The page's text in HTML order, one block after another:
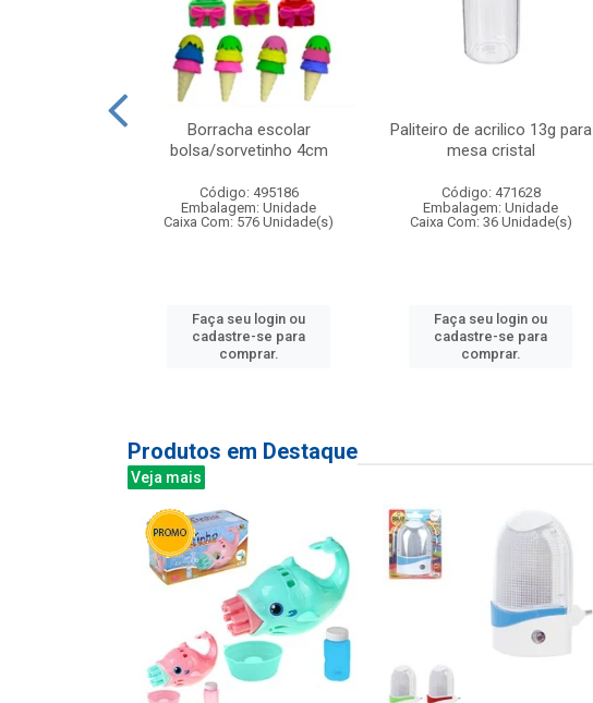
Borracha escolar
bolsa/sorvetinho 4cm
Código: 495186
Embalagem: Unidade
Caixa Com: 576 Unidade(s)
Faça seu login ou
cadastre-se para
comprar.
Paliteiro de acrilico 13g para
mesa cristal
Código: 471628
Embalagem: Unidade
Caixa Com: 36 Unidade(s)
Faça seu login ou
cadastre-se para
comprar.
Produtos em Destaque
Veja mais